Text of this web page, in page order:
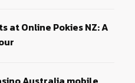
at Online Pokies NZ: A